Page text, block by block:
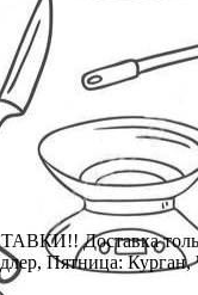
только
Пятница: Курган,